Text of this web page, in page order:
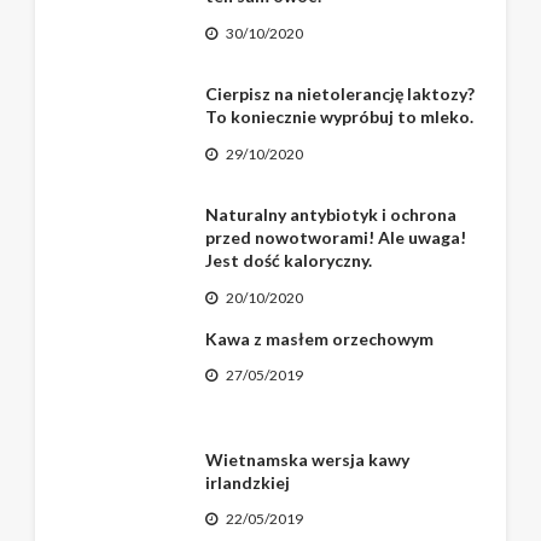
30/10/2020
Cierpisz na nietolerancję laktozy?
To koniecznie wypróbuj to mleko.
29/10/2020
Naturalny antybiotyk i ochrona
przed nowotworami! Ale uwaga!
Jest dość kaloryczny.
20/10/2020
Kawa z masłem orzechowym
27/05/2019
Wietnamska wersja kawy
irlandzkiej
22/05/2019